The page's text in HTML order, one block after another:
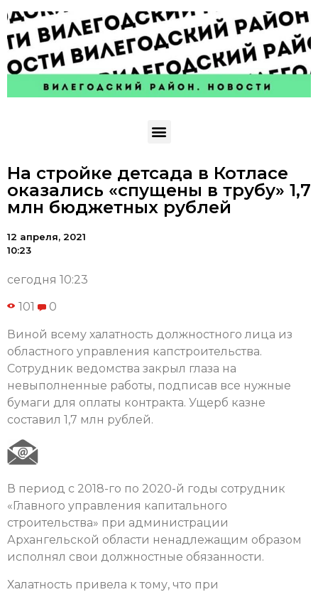
На стройке детсада в Котласе
оказались «спущены в трубу» 1,7
млн бюджетных рублей
12 апреля, 2021
10:23
сегодня 10:23
101 0
Виной всему халатность должностного лица из
областного управления капстроительства.
Сотрудник ведомства закрыл глаза на
невыполненные работы, подписав все нужные
бумаги для оплаты контракта. Ущерб казне
составил 1,7 млн рублей.
В период с 2018-го по 2020-й годы сотрудник
«Главного управления капитального
строительства» при администрации
Архангельской области ненадлежащим образом
исполнял свои должностные обязанности.
Халатность привела к тому, что при